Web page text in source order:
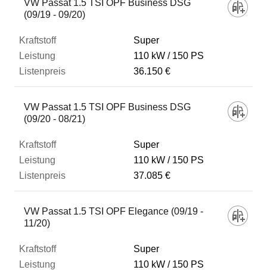
VW Passat 1.5 TSI OPF Business DSG
(09/19 - 09/20)
Super
110 kW
150 PS
36.150 €
VW Passat 1.5 TSI OPF Business DSG
(09/20 - 08/21)
Super
110 kW
150 PS
37.085 €
VW Passat 1.5 TSI OPF Elegance (09/19 -
11/20)
Super
110 kW
150 PS